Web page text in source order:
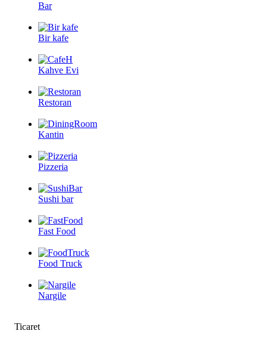
Bar
Bir kafe
Kahve Evi
Restoran
Kantin
Pizzeria
Sushi bar
Fast Food
Food Truck
Nargile
Ticaret